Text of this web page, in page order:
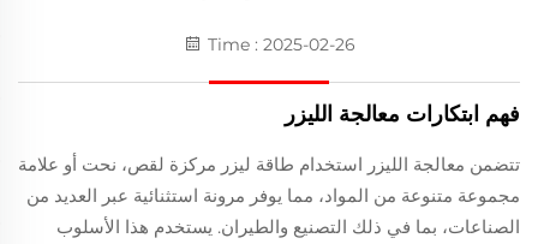
Time : 2025-02-26
فهم ابتكارات معالجة الليزر
تتضمن معالجة الليزر استخدام طاقة ليزر مركزة لقص، نحت أو علامة
مجموعة متنوعة من المواد، مما يوفر مرونة استثنائية عبر العديد من
الصناعات، بما في ذلك التصنيع والطيران. يستخدم هذا الأسلوب